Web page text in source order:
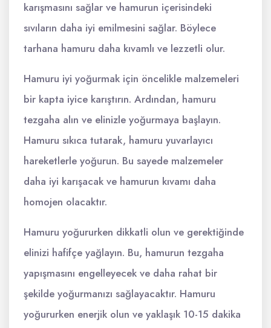
karışmasını sağlar ve hamurun içerisindeki
sıvıların daha iyi emilmesini sağlar. Böylece
tarhana hamuru daha kıvamlı ve lezzetli olur.
Hamuru iyi yoğurmak için öncelikle malzemeleri
bir kapta iyice karıştırın. Ardından, hamuru
tezgaha alın ve elinizle yoğurmaya başlayın.
Hamuru sıkıca tutarak, hamuru yuvarlayıcı
hareketlerle yoğurun. Bu sayede malzemeler
daha iyi karışacak ve hamurun kıvamı daha
homojen olacaktır.
Hamuru yoğururken dikkatli olun ve gerektiğinde
elinizi hafifçe yağlayın. Bu, hamurun tezgaha
yapışmasını engelleyecek ve daha rahat bir
şekilde yoğurmanızı sağlayacaktır. Hamuru
yoğururken enerjik olun ve yaklaşık 10-15 dakika